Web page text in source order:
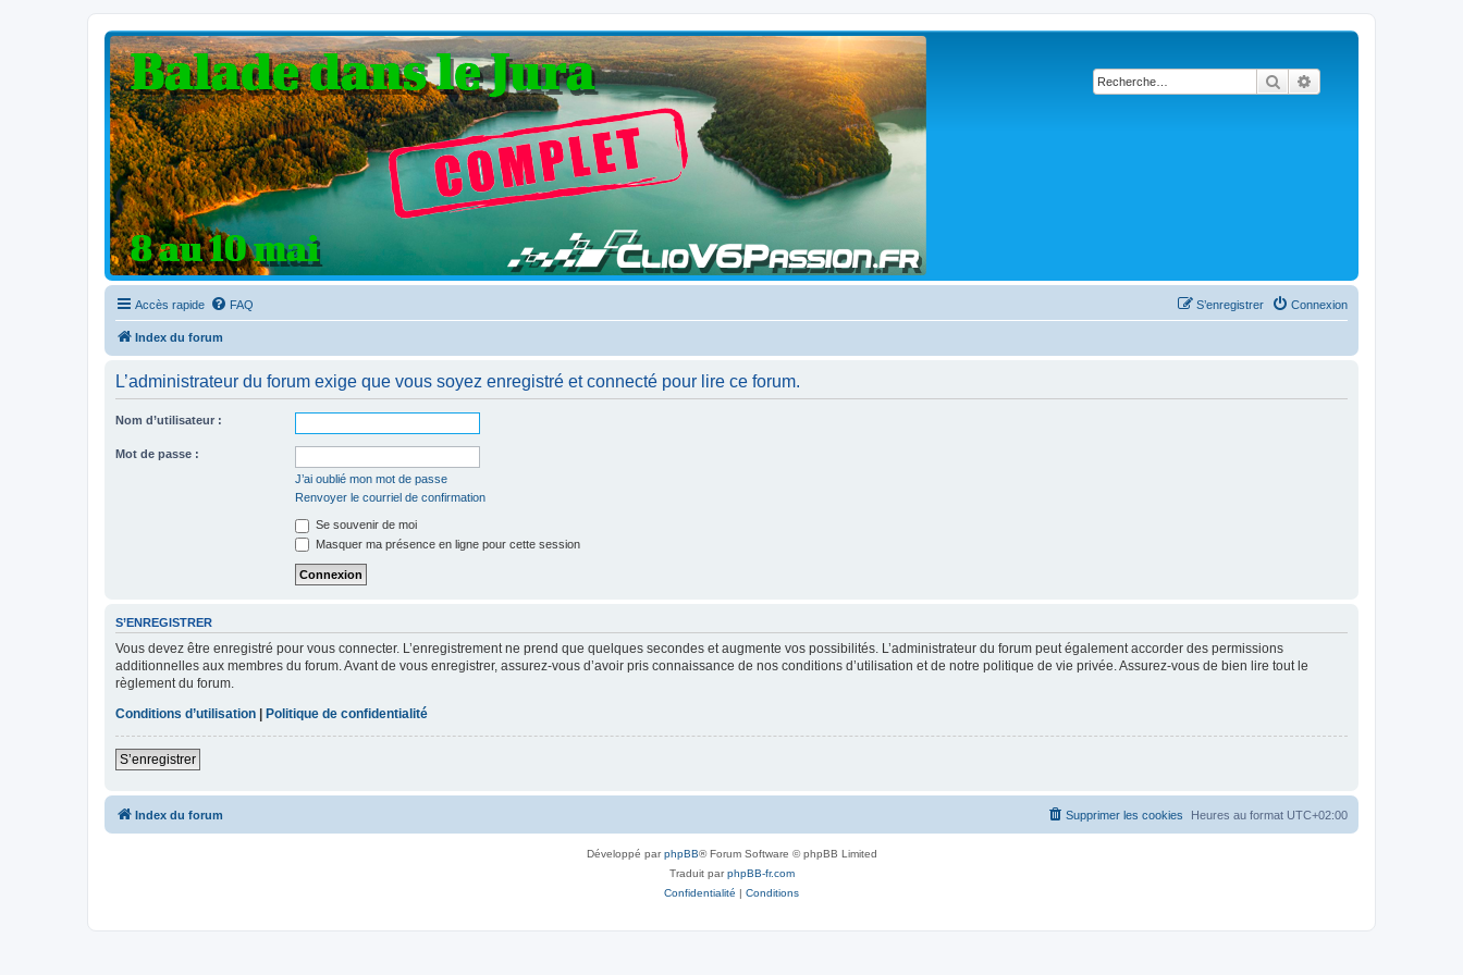
Rechercher
Clio V6 Passion
Le site français des passionnés de Clio V6
Accès rapide FAQ Connexion
S’enregistrer
Index du forum
L’administrateur du forum exige que vous soyez enregistré et connecté pour lire ce forum.
Nom d’utilisateur :
Mot de passe :
J’ai oublié mon mot de passe
Renvoyer le courriel de confirmation
Se souvenir de moi
Masquer ma présence en ligne pour cette session
S’ENREGISTRER
Vous devez être enregistré pour vous connecter. L’enregistrement ne prend que quelques secondes et augmente vos possibilités. L’administrateur du forum peut également accorder des permissions
additionnelles aux membres du forum. Avant de vous enregistrer, assurez-vous d’avoir pris connaissance de nos conditions d’utilisation et de notre politique de vie privée. Assurez-vous de bien lire tout le
règlement du forum.
Conditions d’utilisation | Politique de confidentialité
S’enregistrer
Index du forum Heures au format UTC+02:00
Supprimer les cookies
Développé parphpBB® Forum Software © phpBB Limited
Traduit parphpBB-fr.com
Confidentialité | Conditions